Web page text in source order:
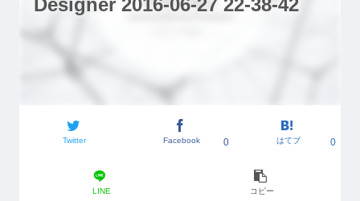
Designer 2016-06-27 22-38-42
Twitter Facebook 0 はてブ 0
LINE コピー